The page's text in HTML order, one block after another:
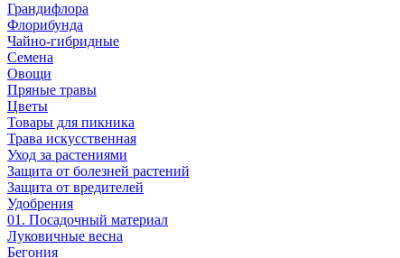
Грандифлора
Флорибунда
Чайно-гибридные
Семена
Овощи
Пряные травы
Цветы
Товары для пикника
Трава искусственная
Уход за растениями
Защита от болезней растений
Защита от вредителей
Удобрения
01. Посадочный материал
Луковичные весна
Бегония